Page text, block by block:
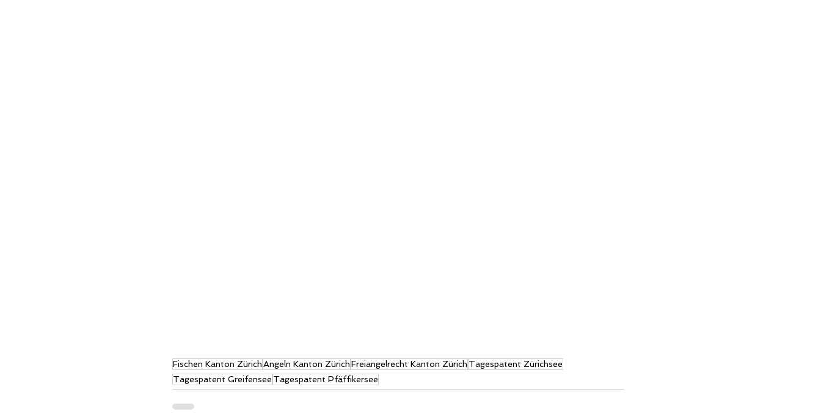
Fischen Kanton ZürichAngeln Kanton ZürichFreiangelrecht Kanton Zürich Tagespatent Zürichsee
Tagespatent Greifensee Tagespatent Pfäffikersee